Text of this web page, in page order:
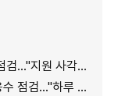
사각지대 최소화"
만t 재이용수 공급"